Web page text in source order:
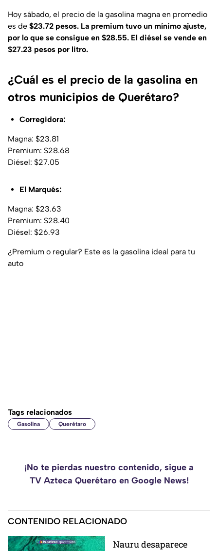
Hoy sábado, el precio de la gasolina magna en promedio
es de $23.72 pesos. La premium tuvo un mínimo ajuste,
por lo que se consigue en $28.55. El diésel se vende en
$27.23 pesos por litro.
¿Cuál es el precio de la gasolina en
otros municipios de Querétaro?
Corregidora:
Magna: $23.81
Premium: $28.68
Diésel: $27.05
El Marqués:
Magna: $23.63
Premium: $28.40
Diésel: $26.93
¿Premium o regular? Este es la gasolina ideal para tu
auto
Tags relacionados
Gasolina Querétaro
¡No te pierdas nuestro contenido, sigue a
TV Azteca Querétaro en Google News!
CONTENIDO RELACIONADO
Nauru desaparece